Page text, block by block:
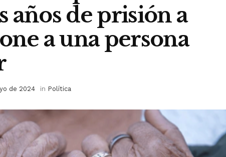
años de prisión a
a una persona
de 2024 in Política